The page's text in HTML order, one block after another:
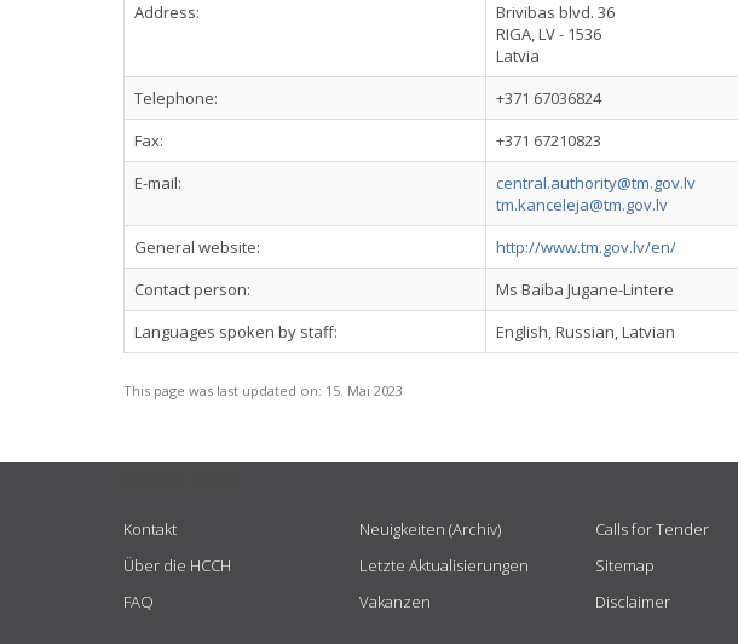
Address:
Brivibas blvd. 36
RIGA, LV - 1536
Latvia
Telephone:
+371 67036824
Fax:
+371 67210823
E-mail:
central.authority@tm.gov.lv
tm.kanceleja@tm.gov.lv
General website:
http://www.tm.gov.lv/en/
Contact person:
Ms Baiba Jugane-Lintere
Languages spoken by staff:
English, Russian, Latvian
This page was last updated on: 15. Mai 2023
Kontakt
Über die HCCH
FAQ
Neuigkeiten (Archiv)
Letzte Aktualisierungen
Vakanzen
Calls for Tender
Sitemap
Disclaimer